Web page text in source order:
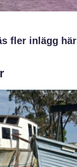
fler inlägg här